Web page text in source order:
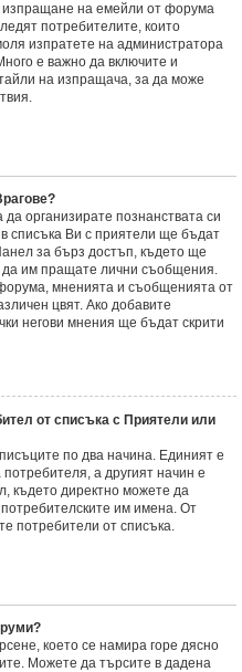
на емейли от форума
потребителите, които
изпратете на администратора
е важно да включите и
на изпращача, за да може
организирате познанствата си
списъка Ви с приятели ще бъдат
за бърз достъп, където ще
им пращате лични съобщения.
мненията и съобщенията от
цвят. Ако добавите
негови мнения ще бъдат скрити
от списъка с Приятели или
по два начина. Единият е
а другият начин е
където директно можете да
им имена. От
потребители от списъка.
което се намира горе дясно
Можете да търсите в дадена